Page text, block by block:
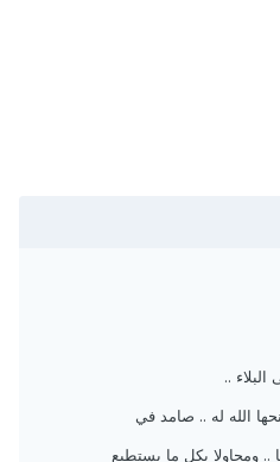
..
الله له .. صامد في
.. ومحاولا بكل ما يستطيع